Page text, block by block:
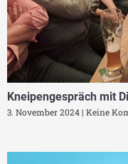
Kneipengespräch mit
3. November 2024 Keine